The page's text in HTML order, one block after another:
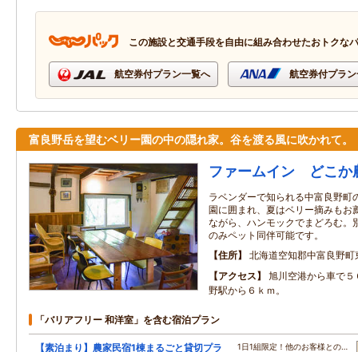
この施設と交通手段を自由に組み合わせたおトクな
航空券付プラン一覧へ 航空券付プラ
富良野岳を望むベリー園の中の隠れ家。谷を渡る風に吹かれて。
ファームイン どこか
ラベンダーで知られる中富良野町
園に囲まれ、夏はベリー摘みもお
ながら、ハンモックでまどろむ。
のみペット同伴可能です。
住所
北海道空知郡中富良野
アクセス
旭川空港から車で
野駅から６ｋｍ。
「バリアフリー 和洋室」を含む宿泊プラン
【素泊まり】農家民宿1棟まるごと貸切プラ
1日1組限定！他のお客様との…